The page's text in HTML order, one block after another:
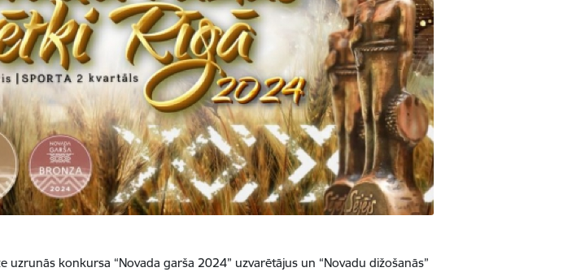
uzrunās konkursa “Novada garša 2024” uzvarētājus un “Novadu dižošanās”